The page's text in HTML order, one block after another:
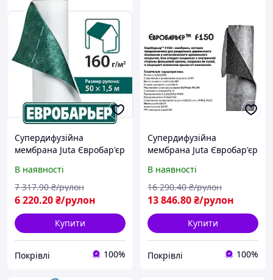
Супердифузійна
мембрана Juta Євробар'єр
В наявності
6 220.20₴/рулон
7 317.90 ₴/рулон
Купити
Покрівлі 100%
Супердифузійна
мембрана Juta Євробар'єр
В наявності
13 846.80₴/рулон
16 290.40 ₴/рулон
Купити
Покрівлі 100%